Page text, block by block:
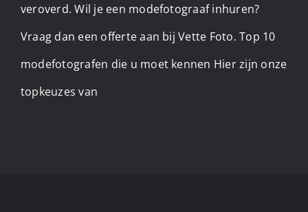
veroverd. Wil je een modefotograaf inhuren?
Vraag dan een offerte aan bij Vette Foto. Top 10
modefotografen die u moet kennen Hier zijn onze
topkeuzes van